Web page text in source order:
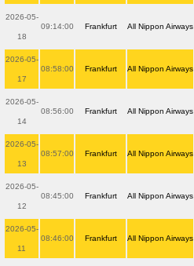
2026-05-
18
09:14:00 Frankfurt All Nippon Airways
2026-05-
17
08:58:00 Frankfurt All Nippon Airways
2026-05-
14
08:56:00 Frankfurt All Nippon Airways
2026-05-
13
08:57:00 Frankfurt All Nippon Airways
2026-05-
12
08:45:00 Frankfurt All Nippon Airways
2026-05-
11
08:46:00 Frankfurt All Nippon Airways